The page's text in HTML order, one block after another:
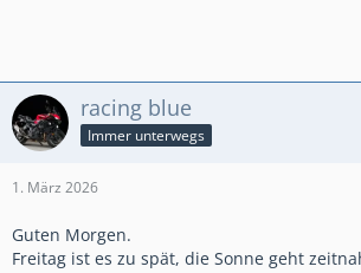
racing blue
Immer unterwegs
1. März 2026
Guten Morgen.
Freitag ist es zu spät, die Sonne geht